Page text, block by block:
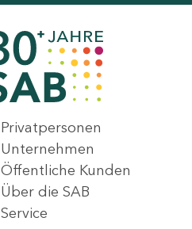
Privatpersonen
Unternehmen
Öffentliche Kunden
Über die SAB
Service